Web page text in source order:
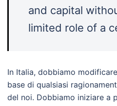
and capital
limited role of a
In Italia, dobbiamo
base di qualsiasi
del noi. Dobbiamo iniziare a